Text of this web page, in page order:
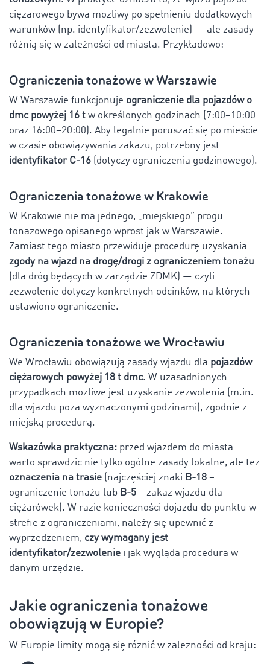
ciężarowego bywa możliwy po spełnieniu dodatkowych
warunków (np. identyfikator/zezwolenie) — ale zasady
różnią się w zależności od miasta. Przykładowo:
Ograniczenia tonażowe w Warszawie
W Warszawie funkcjonuje ograniczenie dla pojazdów o
dmc powyżej 16 t w określonych godzinach (7:00–10:00
oraz 16:00–20:00). Aby legalnie poruszać się po mieście
w czasie obowiązywania zakazu, potrzebny jest
identyfikator C-16 (dotyczy ograniczenia godzinowego).
Ograniczenia tonażowe w Krakowie
W Krakowie nie ma jednego, „miejskiego” progu
tonażowego opisanego wprost jak w Warszawie.
Zamiast tego miasto przewiduje procedurę uzyskania
zgody na wjazd na drogę/drogi z ograniczeniem tonażu
(dla dróg będących w zarządzie ZDMK) — czyli
zezwolenie dotyczy konkretnych odcinków, na których
ustawiono ograniczenie.
Ograniczenia tonażowe we Wrocławiu
We Wrocławiu obowiązują zasady wjazdu dla pojazdów
ciężarowych powyżej 18 t dmc. W uzasadnionych
przypadkach możliwe jest uzyskanie zezwolenia (m.in.
dla wjazdu poza wyznaczonymi godzinami), zgodnie z
miejską procedurą.
Wskazówka praktyczna: przed wjazdem do miasta
warto sprawdzic nie tylko ogólne zasady lokalne, ale też
oznaczenia na trasie (najczęściej znaki B-18 –
ograniczenie tonażu lub B-5 – zakaz wjazdu dla
ciężarówek). W razie konieczności dojazdu do punktu w
strefie z ograniczeniami, należy się upewnić z
wyprzedzeniem, czy wymagany jest
identyfikator/zezwolenie i jak wygląda procedura w
danym urzędzie.
Jakie ograniczenia tonażowe
obowiązują w Europie?
W Europie limity mogą się różnić w zależności od kraju: